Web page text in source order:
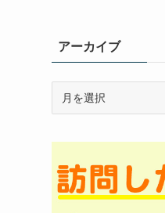
アーカイブ
イ